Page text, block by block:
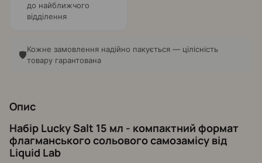
до найближчого
відділення
🛡️Кожне замовлення надійно пакується — цілісність
товару гарантована
Опис
Набір Lucky Salt 15 мл - компактний формат
флагманського сольового самозамісу від
Liquid Lab